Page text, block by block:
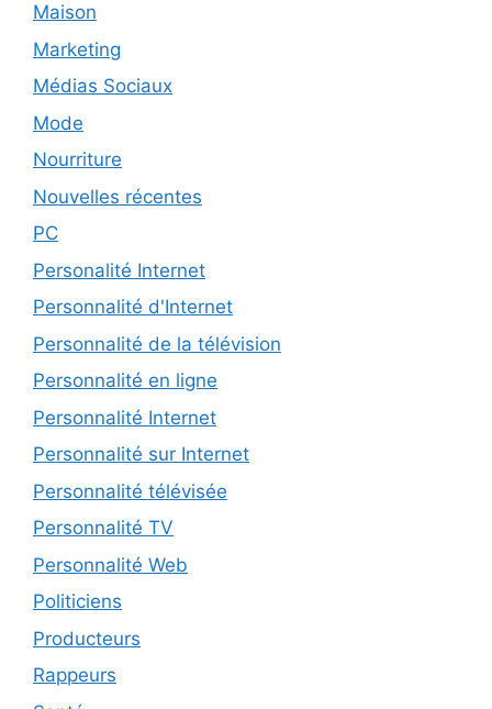
Maison
Marketing
Médias Sociaux
Mode
Nourriture
Nouvelles récentes
PC
Personalité Internet
Personnalité d'Internet
Personnalité de la télévision
Personnalité en ligne
Personnalité Internet
Personnalité sur Internet
Personnalité télévisée
Personnalité TV
Personnalité Web
Politiciens
Producteurs
Rappeurs